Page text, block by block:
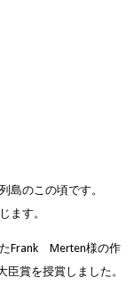
島のこの頃です。
ます。
Frank Merten様の作
賞を授賞しました。